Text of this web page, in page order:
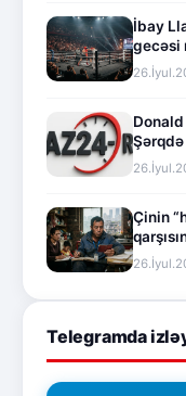
İbay
gecəsi
Donald
Çinin
Telegramda